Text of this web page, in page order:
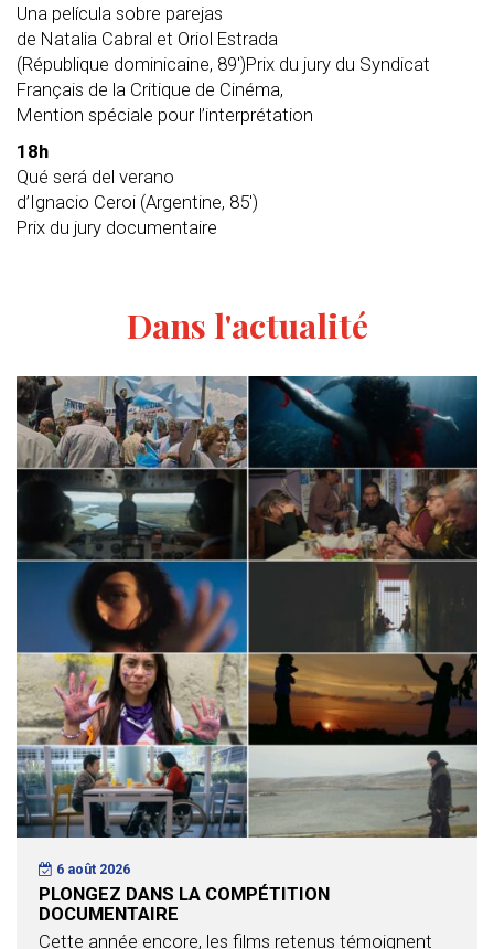
Una película sobre parejas
de Natalia Cabral et Oriol Estrada
(République dominicaine, 89′)Prix du jury du Syndicat
Français de la Critique de Cinéma,
Mention spéciale pour l’interprétation
18h
Qué será del verano
d’Ignacio Ceroi (Argentine, 85′)
Prix du jury documentaire
Dans l'actualité
6 août 2026
PLONGEZ DANS LA COMPÉTITION
DOCUMENTAIRE
Cette année encore, les films retenus témoignent